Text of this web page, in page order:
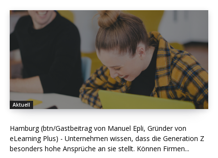
Aktuell
Hamburg (btn/Gastbeitrag von Manuel Epli, Gründer von
eLearning Plus) - Unternehmen wissen, dass die Generation Z
besonders hohe Ansprüche an sie stellt. Können Firmen...